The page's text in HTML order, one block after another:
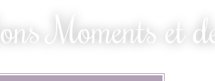
Moments et